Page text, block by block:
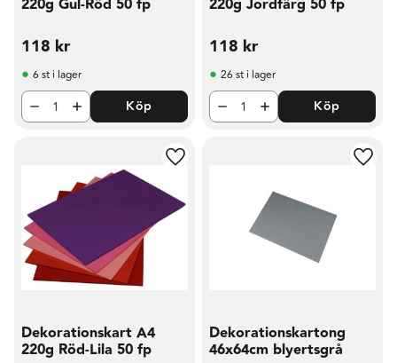
220g Gul-Röd 50 fp
118 kr
6 st i lager
Köp
220g Jordfärg 50 fp
118 kr
26 st i lager
Köp
Dekorationskart A4
220g Röd-Lila 50 fp
Lägg till i favoriter
Dekorationskartong
46x64cm blyertsgrå